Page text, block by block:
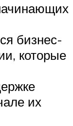
бизнес-
которые
их